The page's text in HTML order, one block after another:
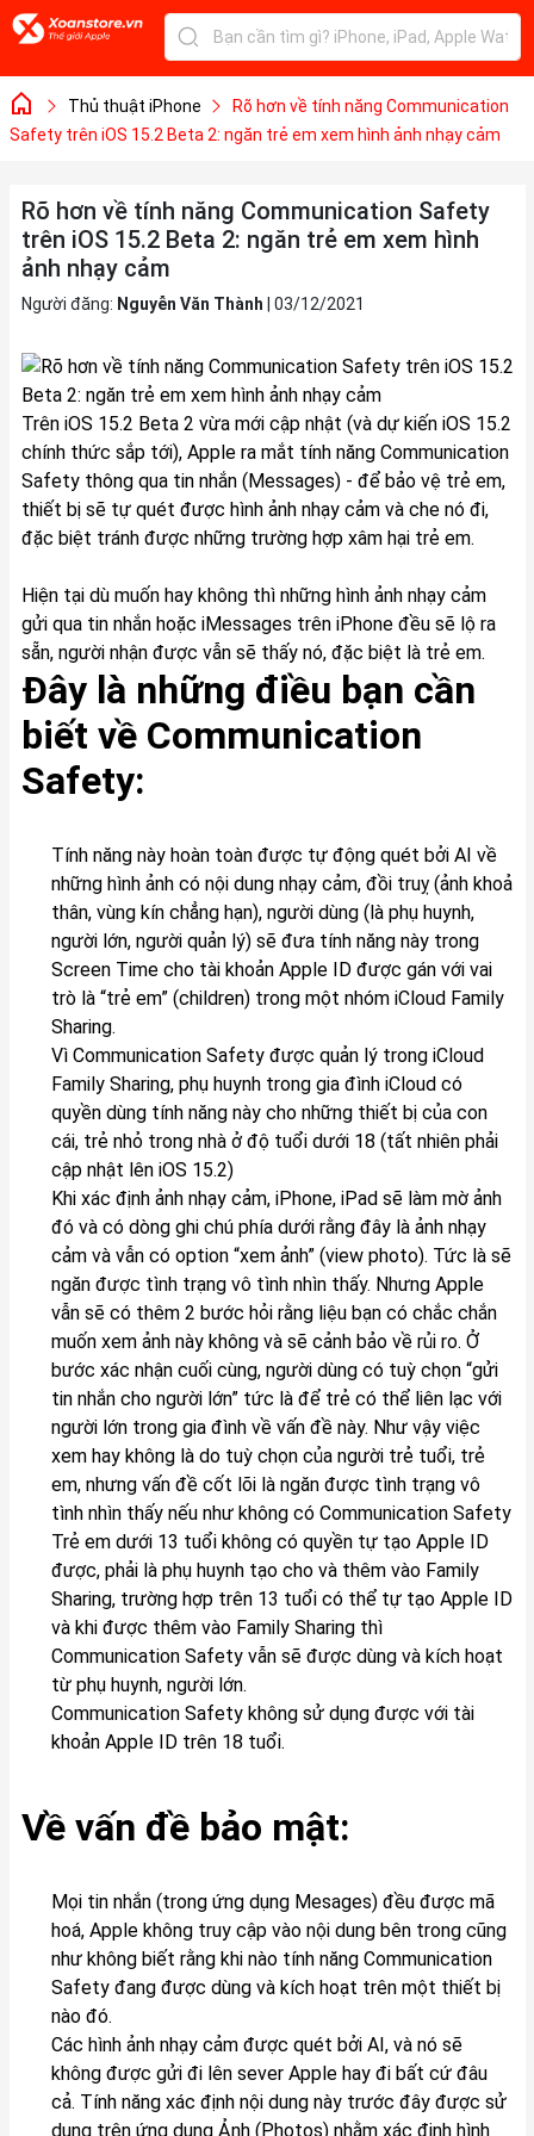
Thủ thuật iPhone
Rõ hơn về tính năng Communication
Safety trên iOS 15.2 Beta 2: ngăn trẻ em xem hình ảnh nhạy cảm
Rõ hơn về tính năng Communication Safety
trên iOS 15.2 Beta 2: ngăn trẻ em xem hình
ảnh nhạy cảm
Người đăng: Nguyễn Văn Thành 03/12/2021
Trên iOS 15.2 Beta 2 vừa mới cập nhật (và dự kiến iOS 15.2
chính thức sắp tới), Apple ra mắt tính năng Communication
Safety thông qua tin nhắn (Messages) - để bảo vệ trẻ em,
thiết bị sẽ tự quét được hình ảnh nhạy cảm và che nó đi,
đặc biệt tránh được những trường hợp xâm hại trẻ em.
Hiện tại dù muốn hay không thì những hình ảnh nhạy cảm
gửi qua tin nhắn hoặc iMessages trên iPhone đều sẽ lộ ra
sẵn, người nhận được vẫn sẽ thấy nó, đặc biệt là trẻ em.
Đây là những điều bạn cần
biết về Communication
Safety:
Tính năng này hoàn toàn được tự động quét bởi AI về
những hình ảnh có nội dung nhạy cảm, đồi truỵ (ảnh khoả
thân, vùng kín chẳng hạn), người dùng (là phụ huynh,
người lớn, người quản lý) sẽ đưa tính năng này trong
Screen Time cho tài khoản Apple ID được gán với vai
trò là “trẻ em” (children) trong một nhóm iCloud Family
Sharing.
Vì Communication Safety được quản lý trong iCloud
Family Sharing, phụ huynh trong gia đình iCloud có
quyền dùng tính năng này cho những thiết bị của con
cái, trẻ nhỏ trong nhà ở độ tuổi dưới 18 (tất nhiên phải
cập nhật lên iOS 15.2)
Khi xác định ảnh nhạy cảm, iPhone, iPad sẽ làm mờ ảnh
đó và có dòng ghi chú phía dưới rằng đây là ảnh nhạy
cảm và vẫn có option “xem ảnh” (view photo). Tức là sẽ
ngăn được tình trạng vô tình nhìn thấy. Nhưng Apple
vẫn sẽ có thêm 2 bước hỏi rằng liệu bạn có chắc chắn
muốn xem ảnh này không và sẽ cảnh bảo về rủi ro. Ở
bước xác nhận cuối cùng, người dùng có tuỳ chọn “gửi
tin nhắn cho người lớn” tức là để trẻ có thể liên lạc với
người lớn trong gia đình về vấn đề này. Như vậy việc
xem hay không là do tuỳ chọn của người trẻ tuổi, trẻ
em, nhưng vấn đề cốt lõi là ngăn được tình trạng vô
tình nhìn thấy nếu như không có Communication Safety
Trẻ em dưới 13 tuổi không có quyền tự tạo Apple ID
được, phải là phụ huynh tạo cho và thêm vào Family
Sharing, trường hợp trên 13 tuổi có thể tự tạo Apple ID
và khi được thêm vào Family Sharing thì
Communication Safety vẫn sẽ được dùng và kích hoạt
từ phụ huynh, người lớn.
Communication Safety không sử dụng được với tài
khoản Apple ID trên 18 tuổi.
Về vấn đề bảo mật:
Mọi tin nhắn (trong ứng dụng Mesages) đều được mã
hoá, Apple không truy cập vào nội dung bên trong cũng
như không biết rằng khi nào tính năng Communication
Safety đang được dùng và kích hoạt trên một thiết bị
nào đó.
Các hình ảnh nhạy cảm được quét bởi AI, và nó sẽ
không được gửi đi lên sever Apple hay đi bất cứ đâu
cả. Tính năng xác định nội dung này trước đây được sử
dụng trên ứng dụng Ảnh (Photos) nhằm xác định hình